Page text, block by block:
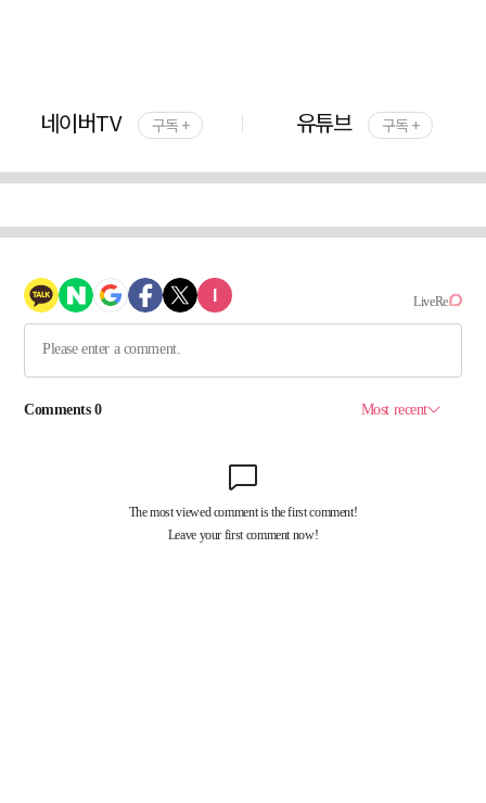
네이버TV 구독 + 유튜브 구독 +